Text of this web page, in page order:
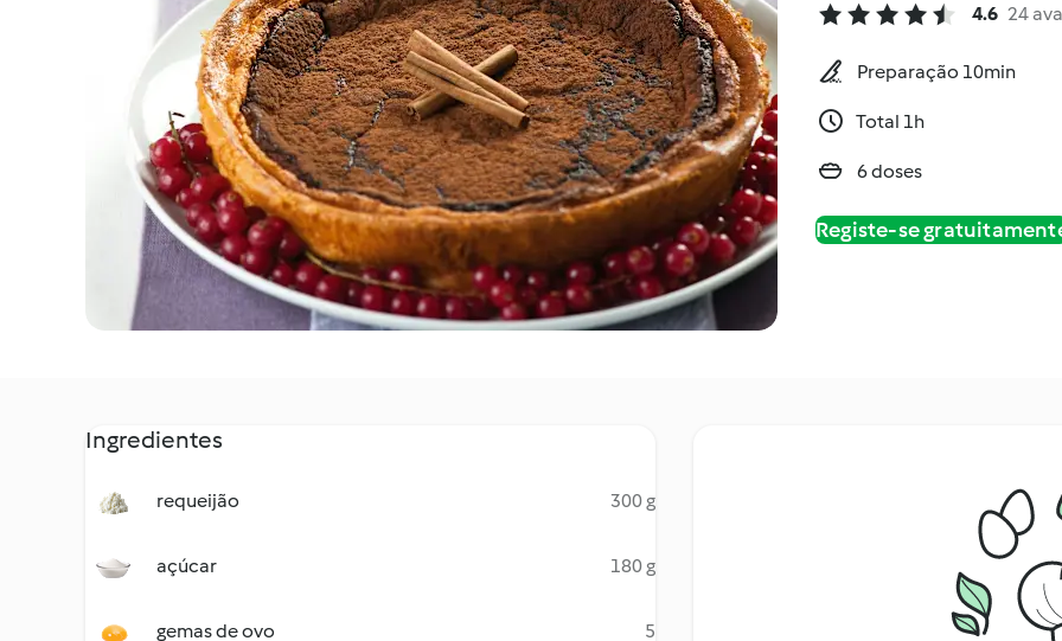
4.6 24
Preparação 10min
Total 1h
6 doses
Registe-se
Ingredientes
requeijão 300 g
açúcar 180 g
gemas de ovo 5